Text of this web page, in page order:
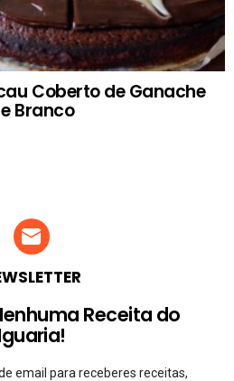
Coberto de Ganache
Branco
Receita do
email para receberes receitas,